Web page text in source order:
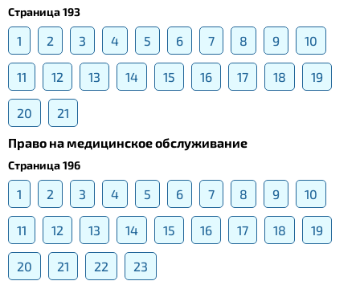
Страница 193
1 2 3 4 5 6 7 8 9 10
11 12 13 14 15 16 17 18 19
20
21
Право на медицинское обслуживание
Страница 196
1 2 3 4 5 6 7 8 9 10
11 12 13 14 15 16 17 18 19
20 21 22
23